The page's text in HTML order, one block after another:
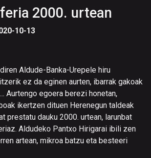
2000. urtean
10-13
Aldude-Banka-Urepele hiru
ez da eginen aurten, ibarrak gakoak
Aurtengo egoera berezi honetan,
ikertzen dituen Herenegun taldeak
prestatu dauku 2000. urtean, larunbat
Aldudeko Pantxo Hirigarai ibili zen
artean, mikroa batzu eta besteeri